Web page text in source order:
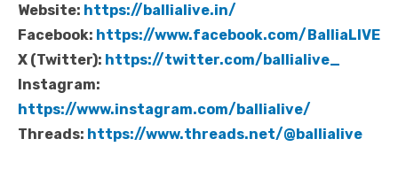
Website: https://ballialive.in/
Facebook: https://www.facebook.com/BalliaLIVE
X (Twitter): https://twitter.com/ballialive_
Instagram:
https://www.instagram.com/ballialive/
Threads: https://www.threads.net/@ballialive